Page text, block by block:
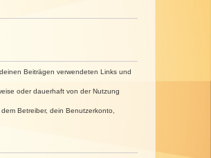
Beiträgen verwendeten Links und
oder dauerhaft von der Nutzung
Betreiber, dein Benutzerkonto,